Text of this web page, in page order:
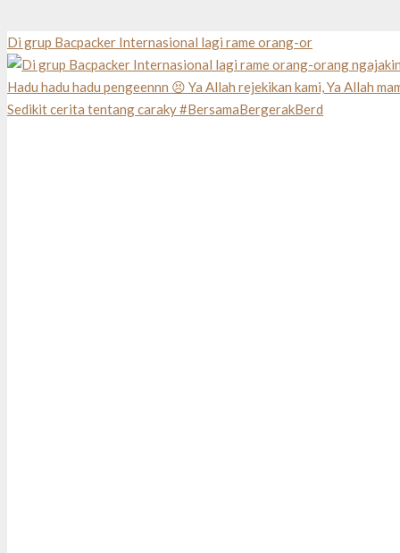
Di grup Bacpacker Internasional lagi rame orang-or
Sedikit cerita tentang caraky #BersamaBergerakBerd